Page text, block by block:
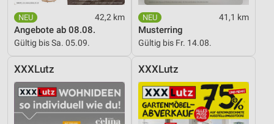
42,2 km
Angebote ab 08.08.
Gültig bis Sa. 05.09.
41,1 km
Musterring
Gültig bis Fr. 14.08.
XXXLutz XXXLutz